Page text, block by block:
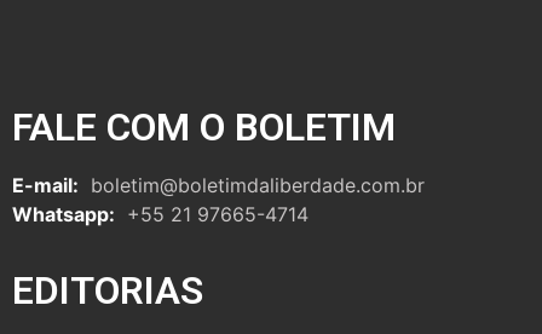
FALE COM O BOLETIM
E-mail: boletim@boletimdaliberdade.com.br
Whatsapp: +55 21 97665-4714
EDITORIAS